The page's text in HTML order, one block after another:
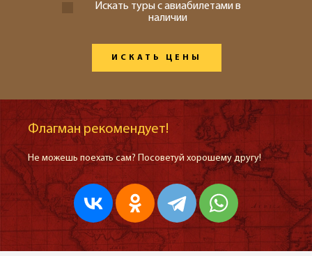
Искать туры с авиабилетами в
наличии
ИСКАТЬ ЦЕНЫ
Флагман рекомендует!
Не можешь поехать сам? Посоветуй хорошему другу!